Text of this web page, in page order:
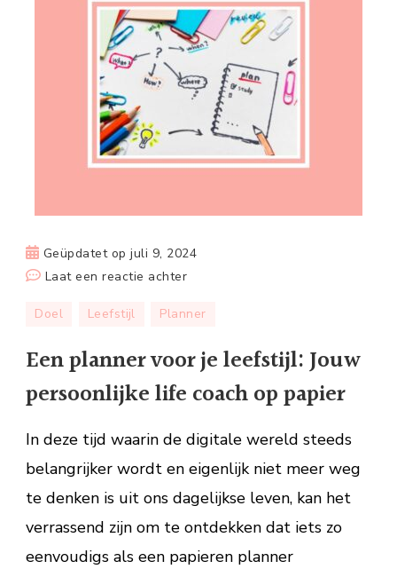
Geüpdatet opjuli 9, 2024
Laat een reactie achterop
planner
je
leefstijl:
persoonlijke
life
op
papier
Doel Leefstijl Planner
Een planner voor je leefstijl: Jouw
persoonlijke life coach op papier
In deze tijd waarin de digitale wereld steeds
belangrijker wordt en eigenlijk niet meer weg
te denken is uit ons dagelijkse leven, kan het
verrassend zijn om te ontdekken dat iets zo
eenvoudigs als een papieren planner